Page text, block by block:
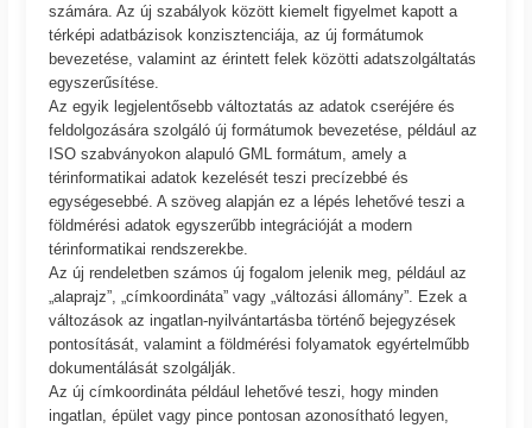
számára. Az új szabályok között kiemelt figyelmet kapott a
térképi adatbázisok konzisztenciája, az új formátumok
bevezetése, valamint az érintett felek közötti adatszolgáltatás
egyszerűsítése.
Az egyik legjelentősebb változtatás az adatok cseréjére és
feldolgozására szolgáló új formátumok bevezetése, például az
ISO szabványokon alapuló GML formátum, amely a
térinformatikai adatok kezelését teszi precízebbé és
egységesebbé. A szöveg alapján ez a lépés lehetővé teszi a
földmérési adatok egyszerűbb integrációját a modern
térinformatikai rendszerekbe.
Az új rendeletben számos új fogalom jelenik meg, például az
„alaprajz”, „címkoordináta” vagy „változási állomány”. Ezek a
változások az ingatlan-nyilvántartásba történő bejegyzések
pontosítását, valamint a földmérési folyamatok egyértelműbb
dokumentálását szolgálják.
Az új címkoordináta például lehetővé teszi, hogy minden
ingatlan, épület vagy pince pontosan azonosítható legyen,